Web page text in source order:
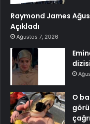
Raymond James
Açıkladı
Ağustos 7, 2026
O